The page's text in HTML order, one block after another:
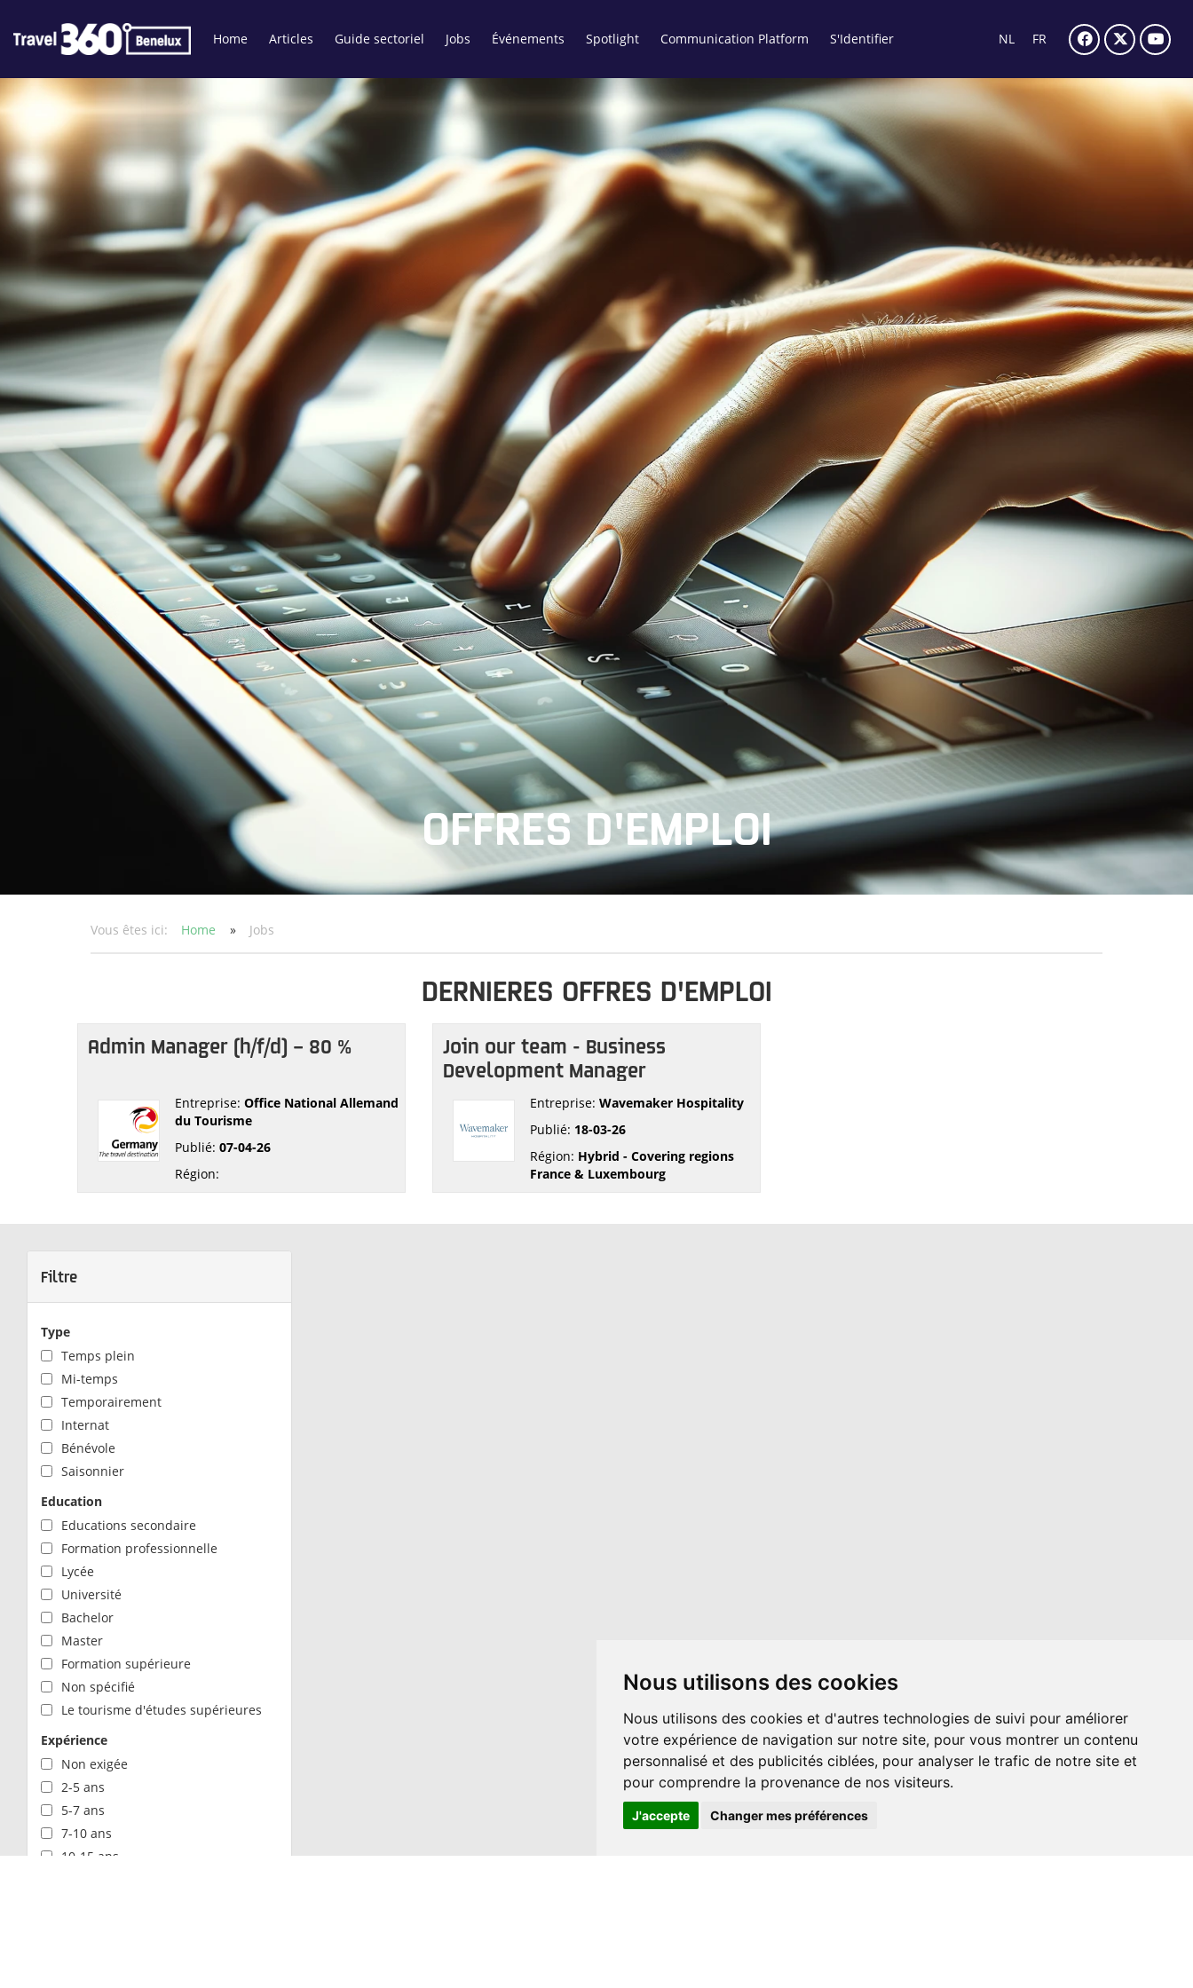
Nous utilisons des cookies
Nous utilisons des cookies et d'autres technologies de suivi pour améliorer
votre expérience de navigation sur notre site, pour vous montrer un contenu
personnalisé et des publicités ciblées, pour analyser le trafic de notre site et
pour comprendre la provenance de nos visiteurs.
J'accepte Changer mes préférences
Home Articles Guide sectoriel Jobs Événements Spotlight Communication Platform S'Identifier NL FR
OFFRES D'EMPLOI
Vous êtes ici: Home » Jobs
DERNIERES OFFRES D'EMPLOI
Admin Manager (h/f/d) – 80 %
Entreprise:Office National Allemand
du Tourisme
Publié:07-04-26
Région:
Join our team - Business
Development Manager
Entreprise:Wavemaker Hospitality
Publié: 18-03-26
Région: Hybrid - Covering regions
France & Luxembourg
Filtre
Type
Temps plein
Mi-temps
Temporairement
Internat
Bénévole
Saisonnier
Education
Educations secondaire
Formation professionnelle
Lycée
Université
Bachelor
Master
Formation supérieure
Non spécifié
Le tourisme d'études supérieures
Expérience
Non exigée
2-5 ans
5-7 ans
7-10 ans
10-15 ans